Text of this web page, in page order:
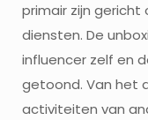
primair zijn
diensten. De
influencer zelf en
getoond. Van het
activiteiten van